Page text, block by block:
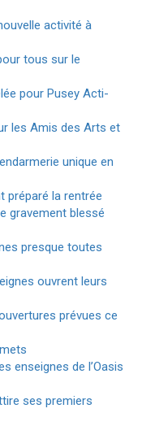
activité à
tous sur le
pour Pusey Acti-
les Amis des Arts et
unique en
préparé la rentrée
gravement blessé
presque toutes
ouvrent leurs
prévues ce
enseignes de l’Oasis
ses premiers